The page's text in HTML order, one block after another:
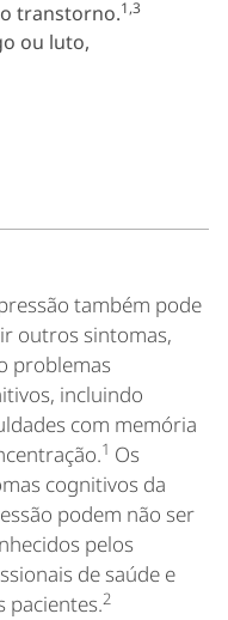
transtorno.1,3
ou luto,
também pode
outros sintomas,
problemas
incluindo
com memória
1 Os
cognitivos da
podem não ser
pelos
de saúde e
pacientes.2